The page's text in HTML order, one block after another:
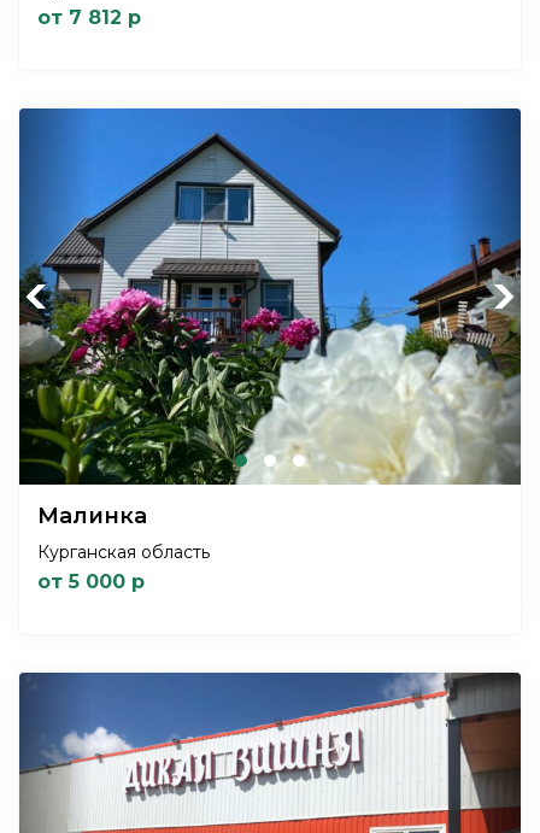
от 7 812 р
Previous Next
Малинка
Курганская область
от 5 000 р